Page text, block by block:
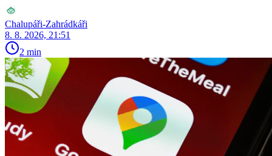
Chalupáři-Zahrádkáři
8. 8. 2026, 21:51
2 min